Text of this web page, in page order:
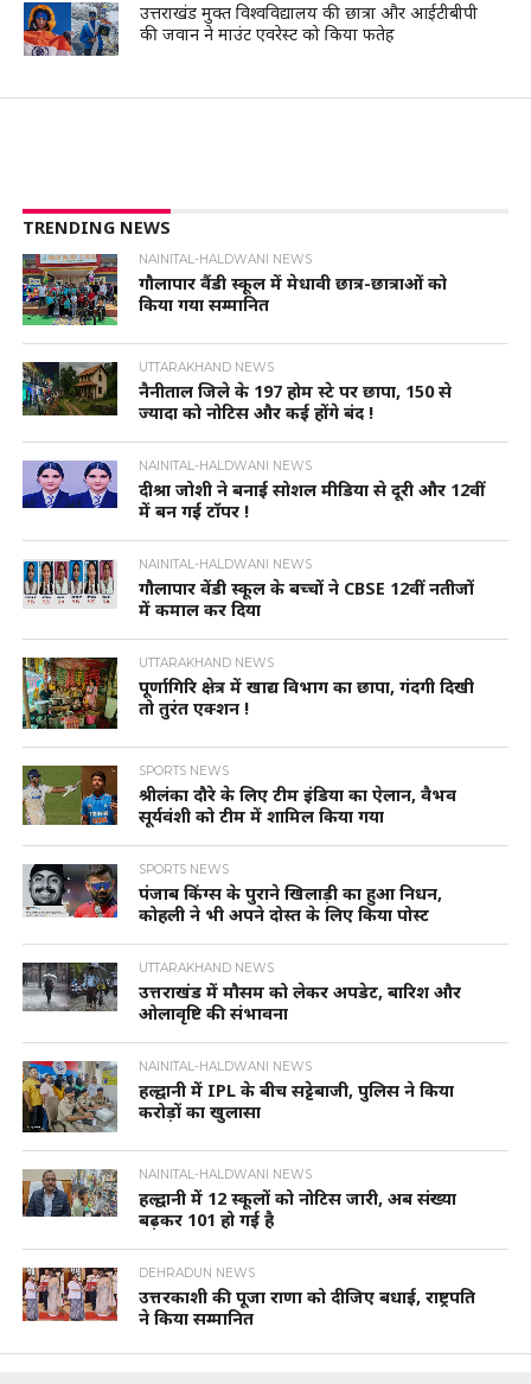
उत्तराखंड मुक्त विश्वविद्यालय की छात्रा और आईटीबीपी
की जवान ने माउंट एवरेस्ट को किया फतेह
TRENDING NEWS
NAINITAL-HALDWANI NEWS
गौलापार वैंडी स्कूल में मेधावी छात्र-छात्राओं को
किया गया सम्मानित
UTTARAKHAND NEWS
नैनीताल जिले के 197 होम स्टे पर छापा, 150 से
ज्यादा को नोटिस और कई होंगे बंद !
NAINITAL-HALDWANI NEWS
दीश्रा जोशी ने बनाई सोशल मीडिया से दूरी और 12वीं
में बन गई टॉपर !
NAINITAL-HALDWANI NEWS
गौलापार वेंडी स्कूल के बच्चों ने CBSE 12वीं नतीजों
में कमाल कर दिया
UTTARAKHAND NEWS
पूर्णागिरि क्षेत्र में खाद्य विभाग का छापा, गंदगी दिखी
तो तुरंत एक्शन !
SPORTS NEWS
श्रीलंका दौरे के लिए टीम इंडिया का ऐलान, वैभव
सूर्यवंशी को टीम में शामिल किया गया
SPORTS NEWS
पंजाब किंग्स के पुराने खिलाड़ी का हुआ निधन,
कोहली ने भी अपने दोस्त के लिए किया पोस्ट
UTTARAKHAND NEWS
उत्तराखंड में मौसम को लेकर अपडेट, बारिश और
ओलावृष्टि की संभावना
NAINITAL-HALDWANI NEWS
हल्द्वानी में IPL के बीच सट्टेबाजी, पुलिस ने किया
करोड़ों का खुलासा
NAINITAL-HALDWANI NEWS
हल्द्वानी में 12 स्कूलों को नोटिस जारी, अब संख्या
बढ़कर 101 हो गई है
DEHRADUN NEWS
उत्तरकाशी की पूजा राणा को दीजिए बधाई, राष्ट्रपति
ने किया सम्मानित